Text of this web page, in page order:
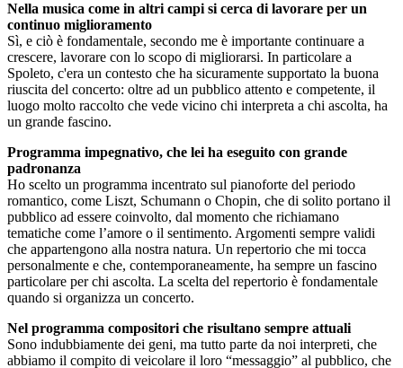
Nella musica come in altri campi si cerca di lavorare per un
continuo miglioramento
Sì, e ciò è fondamentale, secondo me è importante continuare a
crescere, lavorare con lo scopo di migliorarsi. In particolare a
Spoleto, c'era un contesto che ha sicuramente supportato la buona
riuscita del concerto: oltre ad un pubblico attento e competente, il
luogo molto raccolto che vede vicino chi interpreta a chi ascolta, ha
un grande fascino.
Programma impegnativo, che lei ha eseguito con grande
padronanza
Ho scelto un programma incentrato sul pianoforte del periodo
romantico, come Liszt, Schumann o Chopin, che di solito portano il
pubblico ad essere coinvolto, dal momento che richiamano
tematiche come l’amore o il sentimento. Argomenti sempre validi
che appartengono alla nostra natura. Un repertorio che mi tocca
personalmente e che, contemporaneamente, ha sempre un fascino
particolare per chi ascolta. La scelta del repertorio è fondamentale
quando si organizza un concerto.
Nel programma compositori che risultano sempre attuali
Sono indubbiamente dei geni, ma tutto parte da noi interpreti, che
abbiamo il compito di veicolare il loro “messaggio” al pubblico, che